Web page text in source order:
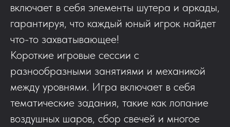
включает в себя элементы шутера и аркады,
гарантируя, что каждый юный игрок найдет
что-то захватывающее!
Короткие игровые сессии с
разнообразными занятиями и механикой
между уровнями. Игра включает в себя
тематические задания, такие как лопание
воздушных шаров, сбор свечей и многое